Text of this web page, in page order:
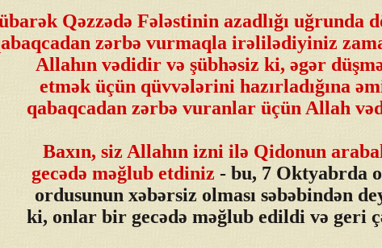
Qəzzədə Fələstinin azadlığı uğrunda
zərbə vurmaqla irəlilədiyiniz
Allahın vədidir və şübhəsiz ki, əgər
etmək üçün qüvvələrini hazırladığına
qabaqcadan zərbə vuranlar üçün Allah
Baxın, siz Allahın izni ilə Qidonun
gecədə məğlub etdiniz - bu, 7 Oktyabrda
ordusunun xəbərsiz olması səbəbindən
ki, onlar bir gecədə məğlub edildi və geri